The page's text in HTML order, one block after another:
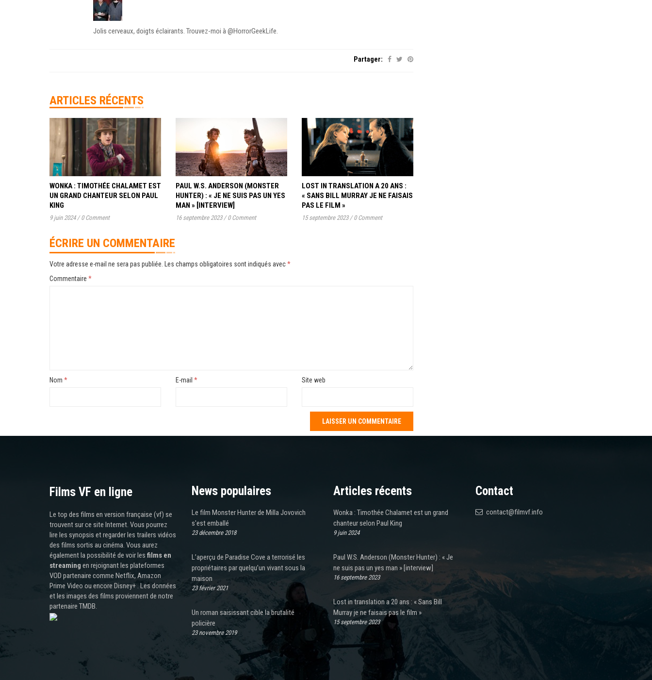
Jolis cerveaux, doigts éclairants. Trouvez-moi à @HorrorGeekLife.
Partager:
ARTICLES RÉCENTS
WONKA : TIMOTHÉE CHALAMET EST
UN GRAND CHANTEUR SELON PAUL
KING
9 juin 2024 / 0 Comment
PAUL W.S. ANDERSON (MONSTER
HUNTER) : « JE NE SUIS PAS UN YES
MAN » [INTERVIEW]
16 septembre 2023 / 0 Comment
LOST IN TRANSLATION A 20 ANS :
« SANS BILL MURRAY JE NE FAISAIS
PAS LE FILM »
15 septembre 2023 / 0 Comment
ÉCRIRE UN COMMENTAIRE
Votre adresse e-mail ne sera pas publiée. Les champs obligatoires sont indiqués avec*
Commentaire *
Nom * E-mail * Site web
Films VF en ligne
Le top des films en version française (vf) se
trouvent sur ce site Internet. Vous pourrez
lire les synopsis et regarder les trailers vidéos
des films sortis au cinéma. Vous aurez
également la possibilité de voir les films en
streaming en rejoignant les plateformes
VOD partenaire comme Netflix, Amazon
Prime Video ou encore Disney+ . Les données
et les images des films proviennent de notre
partenaire TMDB.
News populaires
Le film Monster Hunter de Milla Jovovich
s'est emballé
23 décembre 2018
L’aperçu de Paradise Cove a terrorisé les
propriétaires par quelqu’un vivant sous la
maison
23 février 2021
Un roman saisissant cible la brutalité
policière
23 novembre 2019
Articles récents
Wonka : Timothée Chalamet est un grand
chanteur selon Paul King
9 juin 2024
Paul W.S. Anderson (Monster Hunter) : « Je
ne suis pas un yes man » [interview]
16 septembre 2023
Lost in translation a 20 ans : « Sans Bill
Murray je ne faisais pas le film »
15 septembre 2023
Contact
contact@filmvf.info